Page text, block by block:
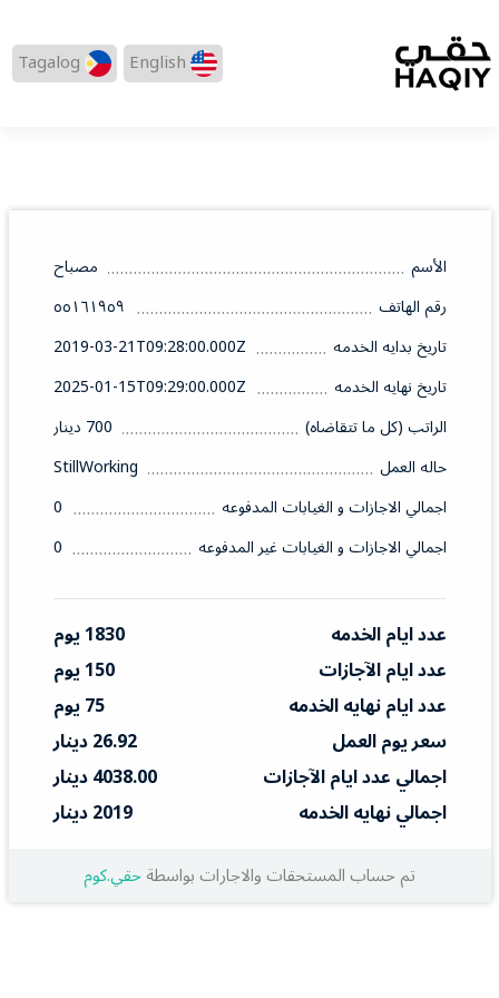
English
Tagalog
الأسم
مصباح
رقم الهاتف
٥٥١٦١٩٥٩
تاريخ بدايه الخدمه
2019-03-21T09:28:00.000Z
تاريخ نهايه الخدمه
2025-01-15T09:29:00.000Z
الراتب (كل ما تتقاضاه)
700 دينار
حاله العمل
StillWorking
اجمالي الاجازات و الغيابات المدفوعه
0
اجمالي الاجازات و الغيابات غير المدفوعه
0
عدد ايام الخدمه
1830 يوم
عدد ايام الآجازات
150 يوم
عدد ايام نهايه الخدمه
75 يوم
سعر يوم العمل
26.92 دينار
اجمالي عدد ايام الآجازات
4038.00 دينار
اجمالي نهايه الخدمه
2019 دينار
تم حساب المستحقات والاجارات بواسطةحقي.كوم